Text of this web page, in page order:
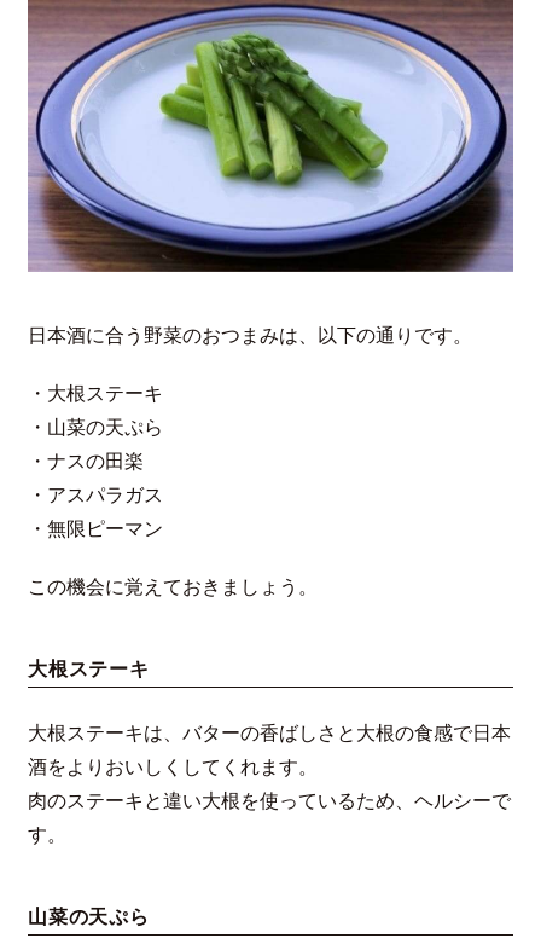
日本酒に合う野菜のおつまみは、以下の通りです。
・大根ステーキ
・山菜の天ぷら
・ナスの田楽
・アスパラガス
・無限ピーマン
この機会に覚えておきましょう。
大根ステーキ
大根ステーキは、バターの香ばしさと大根の食感で日本
酒をよりおいしくしてくれます。
肉のステーキと違い大根を使っているため、ヘルシーで
す。
山菜の天ぷら